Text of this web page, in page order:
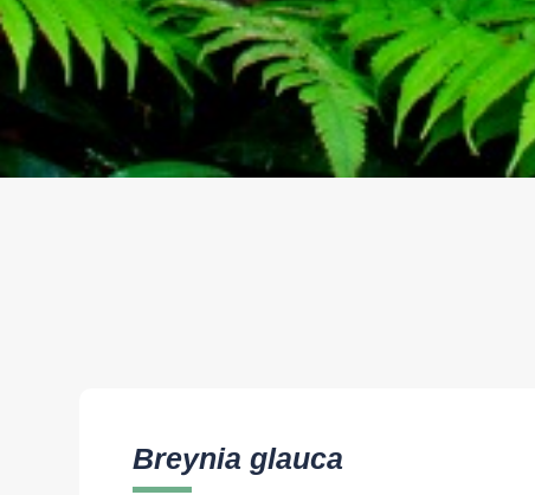
Breynia glauca